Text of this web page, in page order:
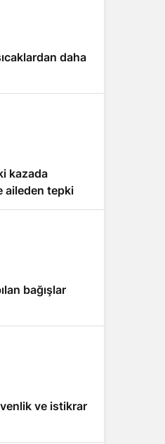
daha
kazada
aileden tepki
bağışlar
ve istikrar